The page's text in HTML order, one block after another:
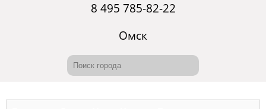
8 495 785-82-22
Омск